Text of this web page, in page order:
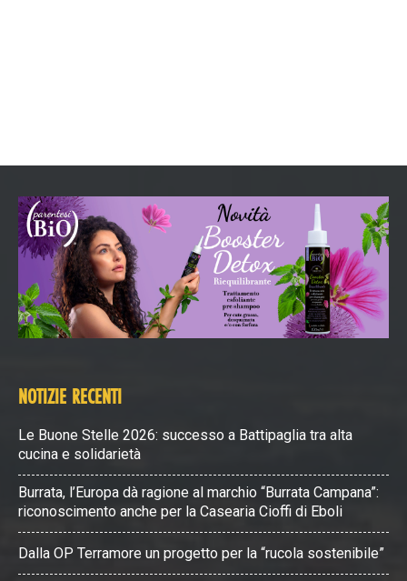
NOTIZIE RECENTI
Le Buone Stelle 2026: successo a Battipaglia tra alta
cucina e solidarietà
Burrata, l’Europa dà ragione al marchio “Burrata Campana”:
riconoscimento anche per la Casearia Cioffi di Eboli
Dalla OP Terramore un progetto per la “rucola sostenibile”